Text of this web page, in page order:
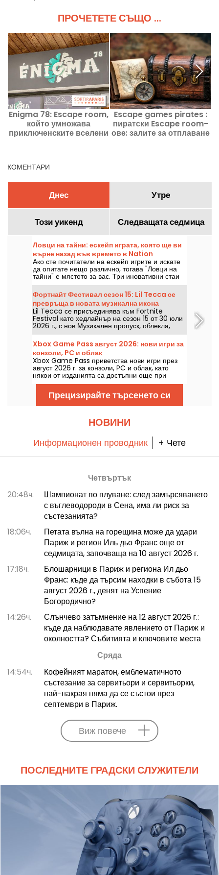
ПРОЧЕТЕТЕ СЪЩО ...
Enigma 78: Escape room,
който умножава
приключенските вселени
Escape games pirates :
пиратски Escape room-
ове: залите за отплаване
КОМЕНТАРИ
Днес Утре
Този уикенд Следващата седмица
Ловци на тайни: ескейп играта, която ще ви
върне назад във времето в Nation
Ако сте почитатели на ескейп игрите и искате
да опитате нещо различно, тогава "Ловци на
тайни" е мястото за вас. Три иновативни стаи
предлагат уникално пътешествие във времето.
Можете ли да разгадаете загадките на Secrets
Hunters и да избегнете съдбата си?
Фортнайт Фестивал сезон 15: Lil Tecca се
превръща в новата музикална икона
Lil Tecca се присъединява към Fortnite
Festival като хедлайнър на сезон 15 от 30 юли
2026 г., с нов Музикален пропуск, облекла,
аксесоари и няколко изпълними парчета. Тази
колаборация позволява да откриете Ransom,
Dark Thoughts, Love Me и 500lbs в
музикалния режим на Epic Games.
Xbox Game Pass август 2026: нови игри за
конзоли, PC и облак
Xbox Game Pass приветства нови игри през
август 2026 г. за конзоли, PC и облак, като
някои от изданията са достъпни още при
пускането им. Ето основните попълнения,
обявени от Microsoft за абонатите на
услугата.Прецизирайте търсенето си
НОВИНИ
Информационен проводник + Чете
Четвъртък
20:48ч.
Шампионат по плуване: след замърсяването
с въглеводороди в Сена, има ли риск за
състезанията?
18:06ч.
Петата вълна на горещина може да удари
Париж и регион Иль дьо Франс още от
седмицата, започваща на 10 август 2026 г.
17:18ч.
Блошарници в Париж и региона Ил дьо
Франс: къде да търсим находки в събота 15
август 2026 г., денят на Успение
Богородично?
14:26ч.
Слънчево затъмнение на 12 август 2026 г.:
къде да наблюдавате явлението от Париж и
околността? Събитията и ключовите места
Сряда
14:54ч.
Кофейният маратон, емблематичното
състезание за сервитьори и сервитьорки,
най-накрая няма да се състои през
септември в Париж.
Виж повече
ПОСЛЕДНИТЕ ГРАДСКИ СЛУЖИТЕЛИ